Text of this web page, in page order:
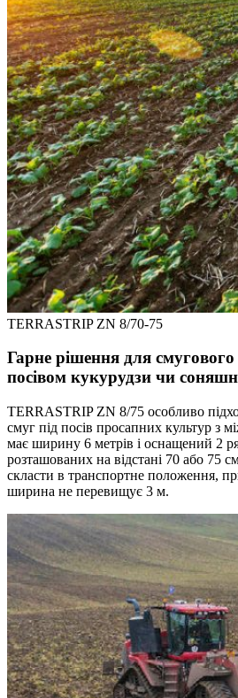
TERRASTRIP ZN 8/70-75
Гарне рішення для смугового
посівом кукурудзи чи
TERRASTRIP ZN 8/75 особливо
смуг під посів просапних культур з
має ширину 6 метрів і оснащений 2
розташованих на відстані 70 або 75
скласти в транспортне положення,
ширина не перевищує 3 м.